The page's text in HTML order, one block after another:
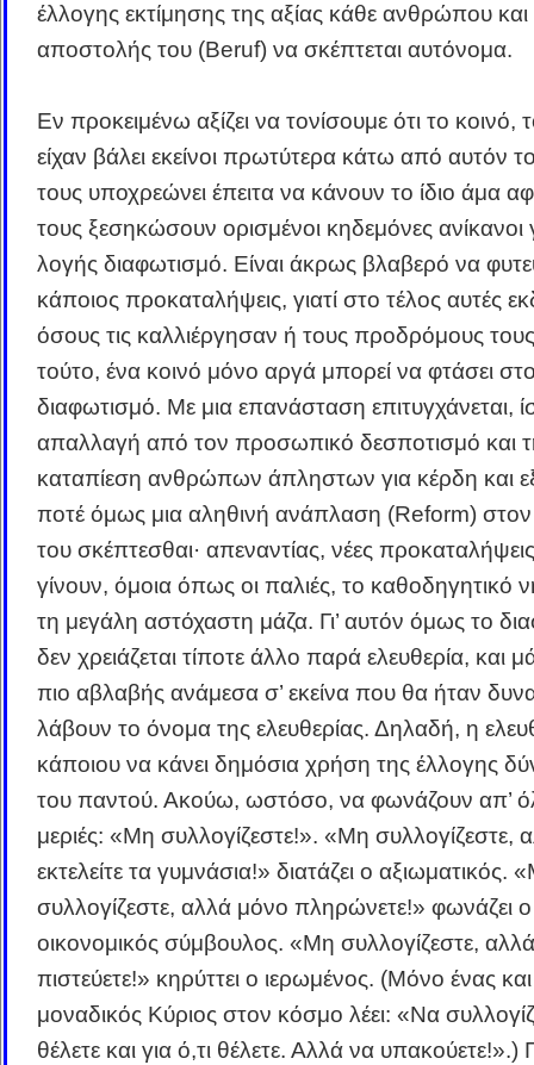
έλλογης εκτίμησης της αξίας κάθε ανθρώπου και
αποστολής του (Beruf) να σκέπτεται αυτόνομα.
Εν προκειμένω αξίζει να τονίσουμε ότι το κοινό,
είχαν βάλει εκείνοι πρωτύτερα κάτω από αυτόν
τους υποχρεώνει έπειτα να κάνουν το ίδιο άμα
τους ξεσηκώσουν ορισμένοι κηδεμόνες ανίκανοι
λογής διαφωτισμό. Είναι άκρως βλαβερό να
κάποιος προκαταλήψεις, γιατί στο τέλος αυτές
όσους τις καλλιέργησαν ή τους προδρόμους
τούτο, ένα κοινό μόνο αργά μπορεί να φτάσει
διαφωτισμό. Με μια επανάσταση επιτυγχάνεται,
απαλλαγή από τον προσωπικό δεσποτισμό και
καταπίεση ανθρώπων άπληστων για κέρδη και
ποτέ όμως μια αληθινή ανάπλαση (Reform)
του σκέπτεσθαι· απεναντίας, νέες
γίνουν, όμοια όπως οι παλιές, το καθοδηγητικό
τη μεγάλη αστόχαστη μάζα. Γι’ αυτόν όμως το
δεν χρειάζεται τίποτε άλλο παρά ελευθερία, και
πιο αβλαβής ανάμεσα σ’ εκείνα που θα ήταν
λάβουν το όνομα της ελευθερίας. Δηλαδή, η
κάποιου να κάνει δημόσια χρήση της έλλογης
του παντού. Ακούω, ωστόσο, να φωνάζουν απ’
μεριές: «Μη συλλογίζεστε!». «Μη συλλογίζεστε,
εκτελείτε τα γυμνάσια!» διατάζει ο αξιωματικός.
συλλογίζεστε, αλλά μόνο πληρώνετε!» φωνάζει ο
οικονομικός σύμβουλος. «Μη συλλογίζεστε,
πιστεύετε!» κηρύττει ο ιερωμένος. (Μόνο ένας και
μοναδικός Κύριος στον κόσμο λέει: «Να
θέλετε και για ό,τι θέλετε. Αλλά να υπακούετε!».)